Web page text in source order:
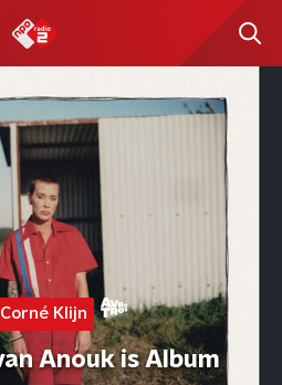
Klijn
Anouk is Album